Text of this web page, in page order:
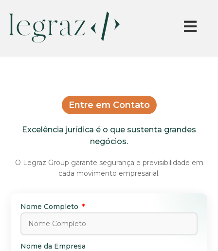
Entre em Contato
Excelência jurídica é o que sustenta grandes
negócios.
O Legraz Group garante segurança e previsibilidade em
cada movimento empresarial.
Nome Completo
Nome da Empresa
E-mail
Telefone
Mensagem ( Opcional )